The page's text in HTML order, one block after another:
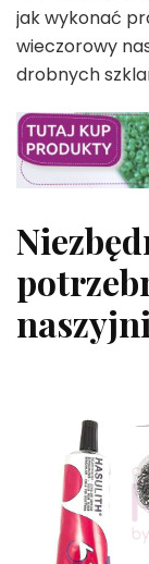
jak wykonać
wieczorowy
drobnych